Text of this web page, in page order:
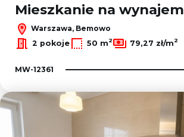
Mieszkanie na wynajem
Warszawa, Bemowo
2 pokoje
50 m2 79,27 zł/m2
MW-12361